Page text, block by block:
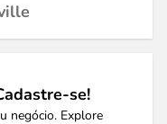
se!
negócio. Explore